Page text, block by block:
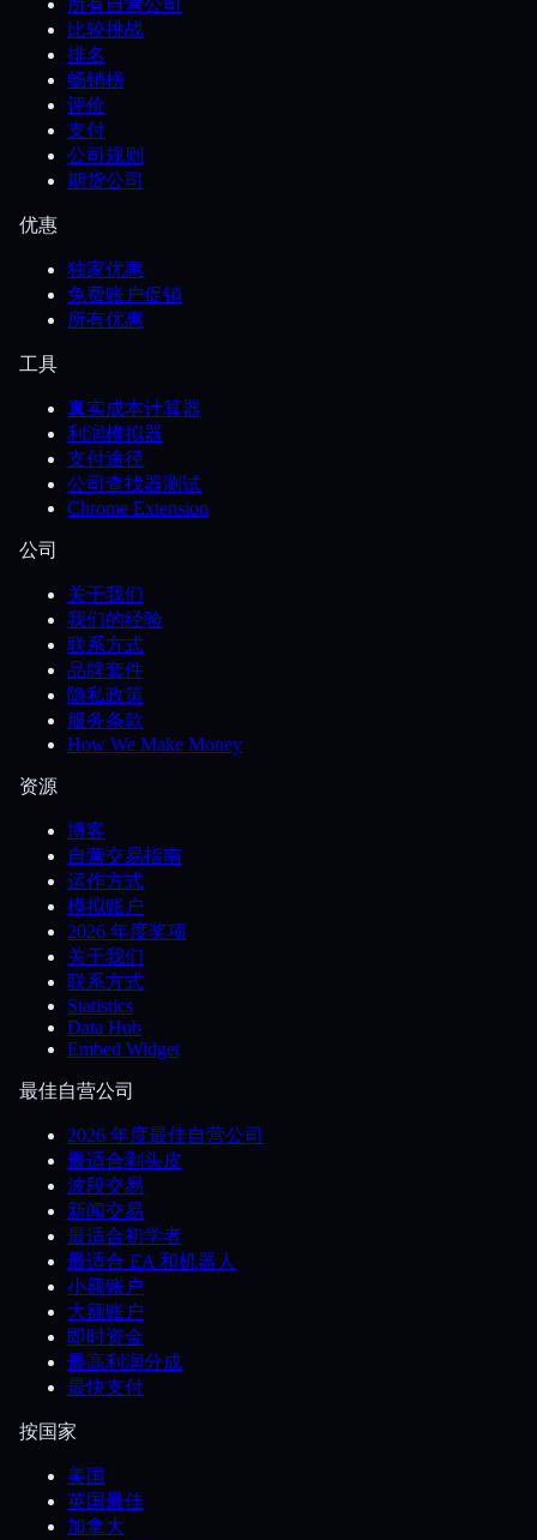
所有自营公司
比较挑战
排名
畅销榜
评价
支付
公司规则
期货公司
优惠
独家优惠
免费账户促销
所有优惠
工具
真实成本计算器
利润模拟器
支付途径
公司查找器测试
Chrome Extension
公司
关于我们
我们的经验
联系方式
品牌套件
隐私政策
服务条款
How We Make Money
资源
博客
自营交易指南
运作方式
模拟账户
2026 年度奖项
关于我们
联系方式
Statistics
Data Hub
Embed Widget
最佳自营公司
2026 年度最佳自营公司
最适合剥头皮
波段交易
新闻交易
最适合初学者
最适合 EA 和机器人
小额账户
大额账户
即时资金
最高利润分成
最快支付
按国家
美国
英国最佳
加拿大